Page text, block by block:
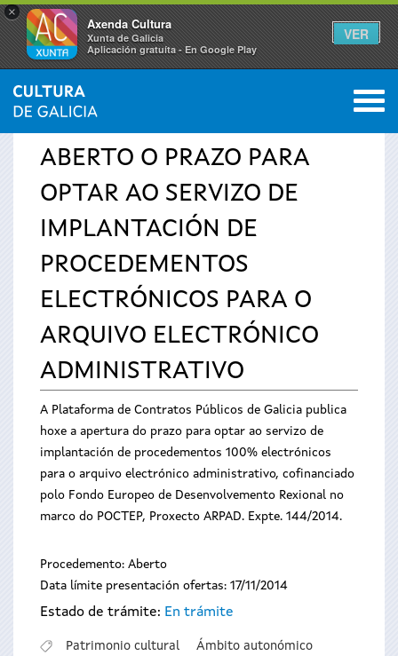
×
Axenda Cultura
Xunta de Galicia
Aplicación gratuíta - En Google Play
VER
Vostede
aquí
INICIO › SERVIZOS 0
ABERTO O PRAZO PARA
OPTAR AO SERVIZO DE
IMPLANTACIÓN DE
PROCEDEMENTOS
ELECTRÓNICOS PARA O
ARQUIVO ELECTRÓNICO
ADMINISTRATIVO
A Plataforma de Contratos Públicos de Galicia publica
hoxe a apertura do prazo para optar ao servizo de
implantación de procedementos 100% electrónicos
para o arquivo electrónico administrativo, cofinanciado
polo Fondo Europeo de Desenvolvemento Rexional no
marco do POCTEP, Proxecto ARPAD. Expte. 144/2014.
Procedemento: Aberto
Data límite presentación ofertas: 17/11/2014
Estado de trámite: En trámite
Patrimonio cultural
Ámbito autonómico